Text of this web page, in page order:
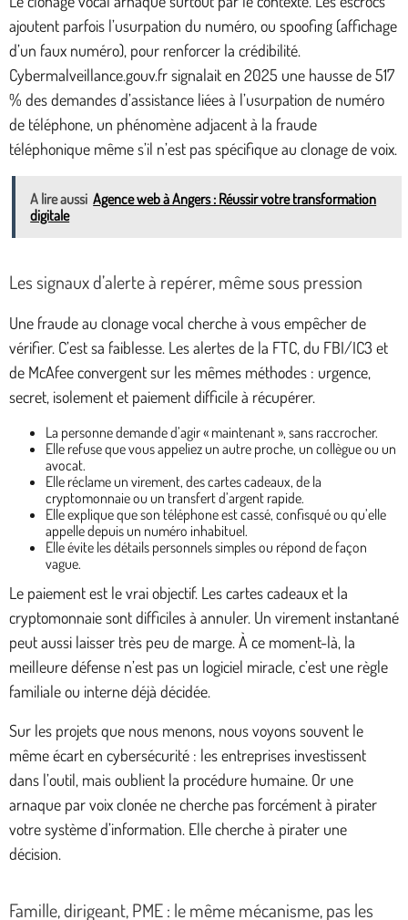
ajoutent parfois l’usurpation du numéro, ou spoofing (affichage
d’un faux numéro), pour renforcer la crédibilité.
Cybermalveillance.gouv.fr signalait en 2025 une hausse de 517
% des demandes d’assistance liées à l’usurpation de numéro
de téléphone, un phénomène adjacent à la fraude
téléphonique même s’il n’est pas spécifique au clonage de voix.
A lire aussi Agence web à Angers : Réussir votre transformation
digitale
Les signaux d’alerte à repérer, même sous pression
Une fraude au clonage vocal cherche à vous empêcher de
vérifier. C’est sa faiblesse. Les alertes de la FTC, du FBI/IC3 et
de McAfee convergent sur les mêmes méthodes : urgence,
secret, isolement et paiement difficile à récupérer.
La personne demande d’agir « maintenant », sans raccrocher.
Elle refuse que vous appeliez un autre proche, un collègue ou un
avocat.
Elle réclame un virement, des cartes cadeaux, de la
cryptomonnaie ou un transfert d’argent rapide.
Elle explique que son téléphone est cassé, confisqué ou qu’elle
appelle depuis un numéro inhabituel.
Elle évite les détails personnels simples ou répond de façon
vague.
Le paiement est le vrai objectif. Les cartes cadeaux et la
cryptomonnaie sont difficiles à annuler. Un virement instantané
peut aussi laisser très peu de marge. À ce moment-là, la
meilleure défense n’est pas un logiciel miracle, c’est une règle
familiale ou interne déjà décidée.
Sur les projets que nous menons, nous voyons souvent le
même écart en cybersécurité : les entreprises investissent
dans l’outil, mais oublient la procédure humaine. Or une
arnaque par voix clonée ne cherche pas forcément à pirater
votre système d’information. Elle cherche à pirater une
décision.
Famille, dirigeant, PME : le même mécanisme, pas les